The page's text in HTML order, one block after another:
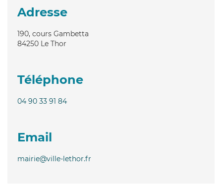
Adresse
190, cours Gambetta
84250 Le Thor
Téléphone
04 90 33 91 84
Email
mairie@ville-lethor.fr